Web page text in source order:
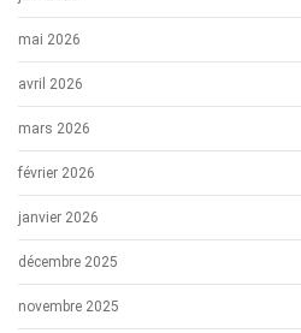
mai 2026
avril 2026
mars 2026
février 2026
janvier 2026
décembre 2025
novembre 2025